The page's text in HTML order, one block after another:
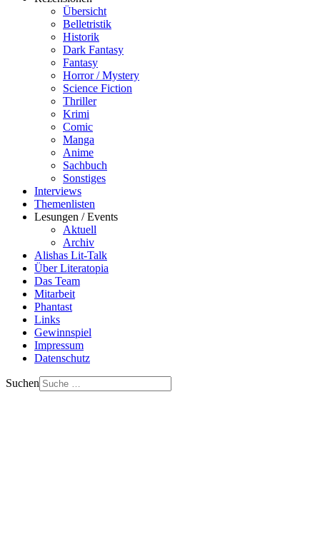
Übersicht
Belletristik
Historik
Dark Fantasy
Fantasy
Horror / Mystery
Science Fiction
Thriller
Krimi
Comic
Manga
Anime
Sachbuch
Sonstiges
Interviews
Themenlisten
Lesungen / Events
Aktuell
Archiv
Alishas Lit-Talk
Über Literatopia
Das Team
Mitarbeit
Phantast
Links
Gewinnspiel
Impressum
Datenschutz
Suchen